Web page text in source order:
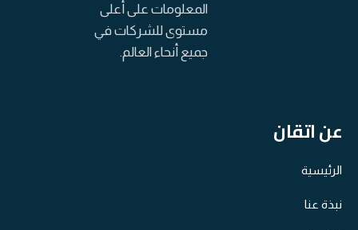
المعلومات على أعلى
مستوى للشركات في
جميع أنحاء العالم.
عن اتقان
الرئيسية
نبذة عنا